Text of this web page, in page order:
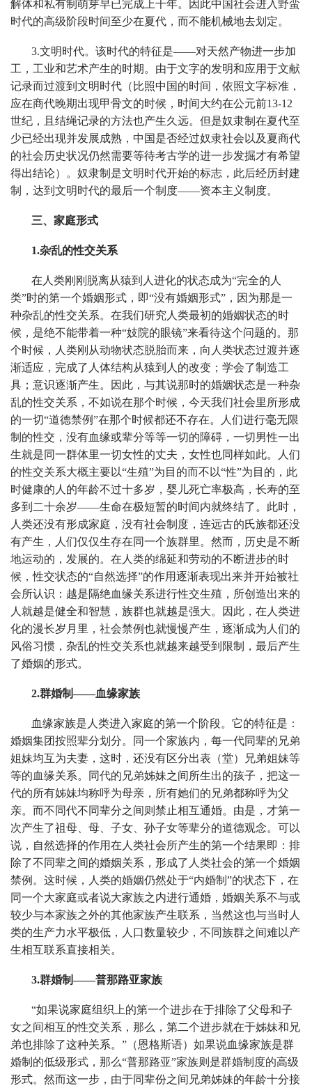
解体和私有制萌芽早已完成上千年。因此中国社会进入野蛮
时代的高级阶段时间至少在夏代，而不能机械地去划定。
3.文明时代。该时代的特征是——对天然产物进一步加
工，工业和艺术产生的时期。由于文字的发明和应用于文献
记录而过渡到文明时代（比照中国的时间，依照文字标准，
应在商代晚期出现甲骨文的时候，时间大约在公元前13-12
世纪，且结绳记录的方法也产生久远。但是奴隶制在夏代至
少已经出现并发展成熟，中国是否经过奴隶社会以及夏商代
的社会历史状况仍然需要等待考古学的进一步发掘才有希望
得出结论）。奴隶制是文明时代开始的标志，此后经历封建
制，达到文明时代的最后一个制度——资本主义制度。
三、家庭形式
1.杂乱的性交关系
在人类刚刚脱离从猿到人进化的状态成为“完全的人
类”时的第一个婚姻形式，即“没有婚姻形式”，因为那是一
种杂乱的性交关系。在我们研究人类最初的婚姻状态的时
候，是绝不能带着一种“妓院的眼镜”来看待这个问题的。那
个时候，人类刚从动物状态脱胎而来，向人类状态过渡并逐
渐适应，完成了人体结构从猿到人的改变；学会了制造工
具；意识逐渐产生。因此，与其说那时的婚姻状态是一种杂
乱的性交关系，不如说在那个时候，今天我们社会里所形成
的一切“道德禁例”在那个时候都还不存在。人们进行毫无限
制的性交，没有血缘或辈分等等一切的障碍，一切男性一出
生就是同一群体里一切女性的丈夫，女性也同样如此。人们
的性交关系大概主要以“生殖”为目的而不以“性”为目的，此
时健康的人的年龄不过十多岁，婴儿死亡率极高，长寿的至
多到二十余岁——生命在极短暂的时间内就终结了。此时，
人类还没有形成家庭，没有社会制度，连远古的氏族都还没
有产生，人们仅仅生存在同一个族群里。然而，历史是不断
地运动的，发展的。在人类的绵延和劳动的不断进步的时
候，性交状态的“自然选择”的作用逐渐表现出来并开始被社
会所认识：越是隔绝血缘关系进行性交生殖，所创造出来的
人就越是健全和智慧，族群也就越是强大。因此，在人类进
化的漫长岁月里，社会禁例也就慢慢产生，逐渐成为人们的
风俗习惯，杂乱的性交关系也就越来越受到限制，最后产生
了婚姻的形式。
2.群婚制——血缘家族
血缘家族是人类进入家庭的第一个阶段。它的特征是：
婚姻集团按照辈分划分。同一个家族内，每一代同辈的兄弟
姐妹均互为夫妻，这时，还没有区分出表（堂）兄弟姐妹等
等的血缘关系。同代的兄弟姊妹之间所生出的孩子，把这一
代的所有姊妹均称呼为母亲，所有她们的兄弟都称呼为父
亲。而不同代不同辈分之间则禁止相互通婚。由是，才第一
次产生了祖母、母、子女、孙子女等辈分的道德观念。可以
说，自然选择的作用在人类社会所产生的第一个结果即：排
除了不同辈之间的婚姻关系，形成了人类社会的第一个婚姻
禁例。这时候，人类的婚姻仍然处于“内婚制”的状态下，在
同一个大家庭或者说大家族之内进行通婚，婚姻关系不与或
较少与本家族之外的其他家族产生联系，当然这也与当时人
类的生产力水平极低，人口数量较少，不同族群之间难以产
生相互联系直接相关。
3.群婚制——普那路亚家族
“如果说家庭组织上的第一个进步在于排除了父母和子
女之间相互的性交关系，那么，第二个进步就在于姊妹和兄
弟也排除了这种关系。”（恩格斯语）如果说血缘家族是群
婚制的低级形式，那么“普那路亚”家族则是群婚制度的高级
形式。然而这一步，由于同辈份之间兄弟姊妹的年龄十分接